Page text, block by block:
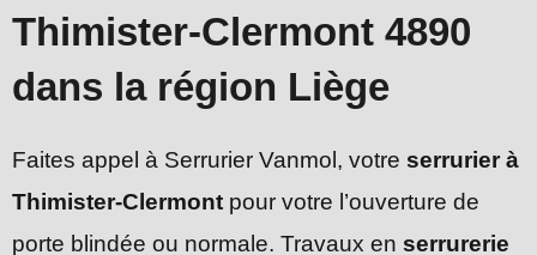
Thimister-Clermont 4890
dans la région Liège
Faites appel à Serrurier Vanmol, votre serrurier à
Thimister-Clermont pour votre l’ouverture de
porte blindée ou normale. Travaux en serrurerie